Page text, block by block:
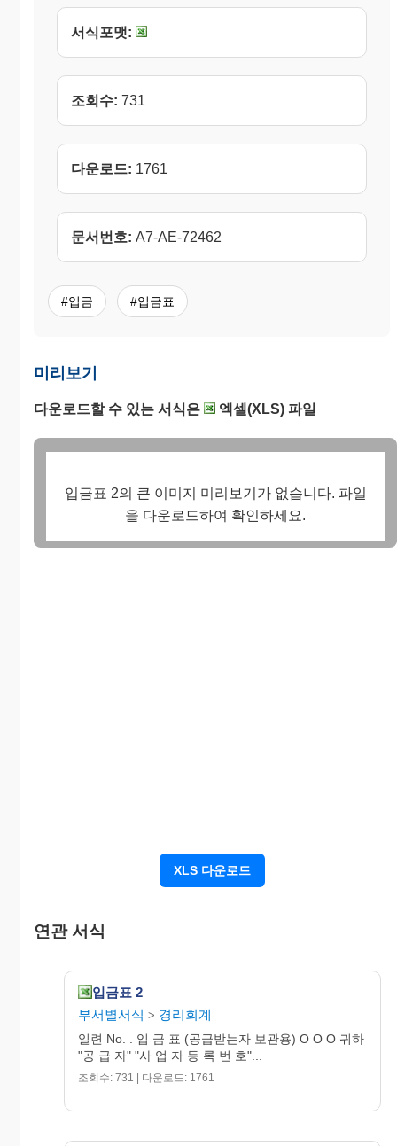
서식포맷:
조회수: 731
다운로드: 1761
문서번호: A7-AE-72462
#입금 #입금표
미리보기
다운로드할 수 있는 서식은 엑셀(XLS) 파일
입금표 2의 큰 이미지 미리보기가 없습니다. 파일
을 다운로드하여 확인하세요.
XLS 다운로드
연관 서식
입금표 2
부서별서식 > 경리회계
일련 No. . 입 금 표 (공급받는자 보관용) O O O 귀하
"공 급 자" "사 업 자 등 록 번 호"...
조회수: 731 | 다운로드: 1761